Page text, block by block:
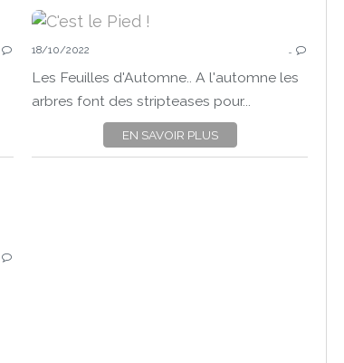
FEUILLES
MES PIEDS
CLOSE UP
PANASONIC LUMIX DC-FZ 1000 II
18/10/2022 …
Les Feuilles d'Automne.. A l'automne les
arbres font des stripteases pour...
EN SAVOIR PLUS